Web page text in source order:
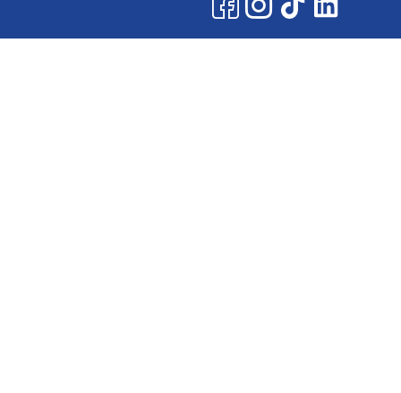
facebook-
1
1